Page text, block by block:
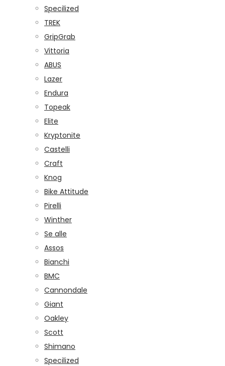
Specilized
TREK
GripGrab
Vittoria
ABUS
Lazer
Endura
Topeak
Elite
Kryptonite
Castelli
Craft
Knog
Bike Attitude
Pirelli
Winther
Se alle
Assos
Bianchi
BMC
Cannondale
Giant
Oakley
Scott
Shimano
Specilized